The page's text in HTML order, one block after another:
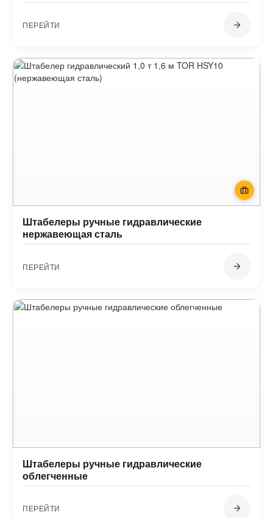
ПЕРЕЙТИ
Штабелеры ручные гидравлические
нержавеющая сталь
ПЕРЕЙТИ
Штабелеры ручные гидравлические
облегченные
ПЕРЕЙТИ